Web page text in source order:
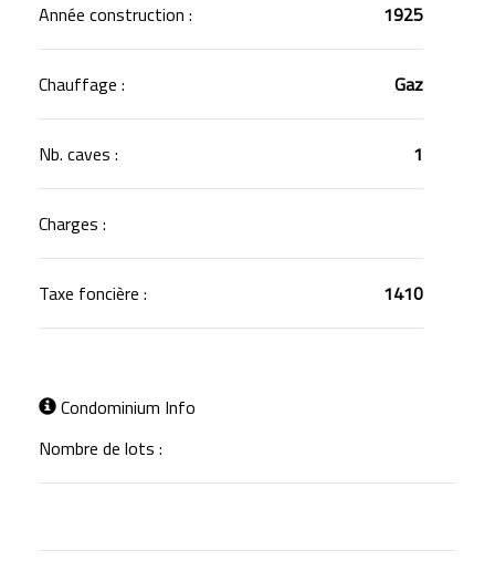
Année construction : 1925
Chauffage : Gaz
Nb. caves : 1
Charges :
Taxe foncière : 1410
Condominium Info
Nombre de lots :